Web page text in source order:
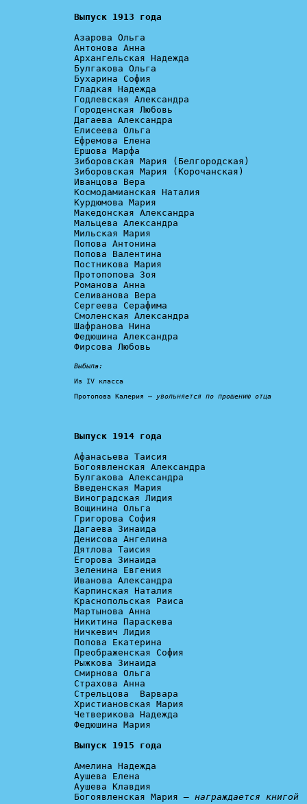
Выпуск 1913 года
Азарова Ольга
Антонова Анна
Архангельская Надежда
Булгакова Ольга
Бухарина София
Гладкая Надежда
Годлевская Александра
Городенская Любовь
Дагаева Александра
Елисеева Ольга
Ефремова Елена
Ершова Марфа
Зиборовская Мария (Белгородская)
Зиборовская Мария (Корочанская)
Иванцова Вера
Космодамианская Наталия
Курдюмова Мария
Македонская Александра
Мальцева Александра
Мильская Мария
Попова Антонина
Попова Валентина
Постникова Мария
Протопопова Зоя
Романова Анна
Селиванова Вера
Сергеева Серафима
Смоленская Александра
Шафранова Нина
Федюшина Александра
Фирсова Любовь
Выбыла:
Из IV класса
Протопова Калерия – увольняется по прошению отца
Выпуск 1914 года
Афанасьева Таисия
Богоявленская Александра
Булгакова Александра
Введенская Мария
Виноградская Лидия
Вощинина Ольга
Григорова София
Дагаева Зинаида
Денисова Ангелина
Дятлова Таисия
Егорова Зинаида
Зеленина Евгения
Иванова Александра
Карпинская Наталия
Краснопольская Раиса
Мартынова Анна
Никитина Параскева
Ничкевич Лидия
Попова Екатерина
Преображенская София
Рыжкова Зинаида
Смирнова Ольга
Страхова Анна
Стрельцова  Варвара
Христиановская Мария
Четверикова Надежда
Федюшина Мария
Выпуск 1915 года
Амелина Надежда
Аушева Елена
Аушева Клавдия
Богоявленская Мария — награждается книгой